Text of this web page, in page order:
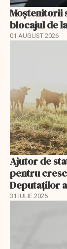
Moștenitorii
blocajul de
01 AUGUST 2026
Ajutor de
pentru
Deputaților
31 IULIE 2026